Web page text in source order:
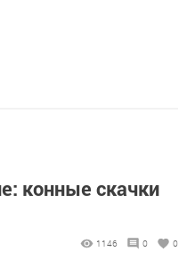
конные скачки
1146 0 0